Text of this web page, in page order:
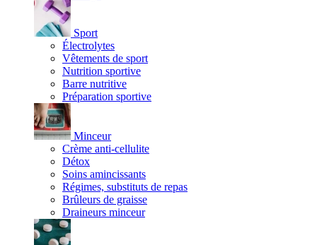
Sport
Électrolytes
Vêtements de sport
Nutrition sportive
Barre nutritive
Préparation sportive
Minceur
Crème anti-cellulite
Détox
Soins amincissants
Régimes, substituts de repas
Brûleurs de graisse
Draineurs minceur